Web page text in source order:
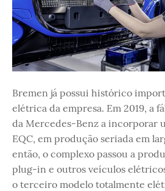
Bremen já possui histórico
elétrica da empresa. Em 2019, a
da Mercedes-Benz a incorporar
EQC, em produção seriada em
então, o complexo passou a
plug-in e outros veículos
o terceiro modelo totalmente